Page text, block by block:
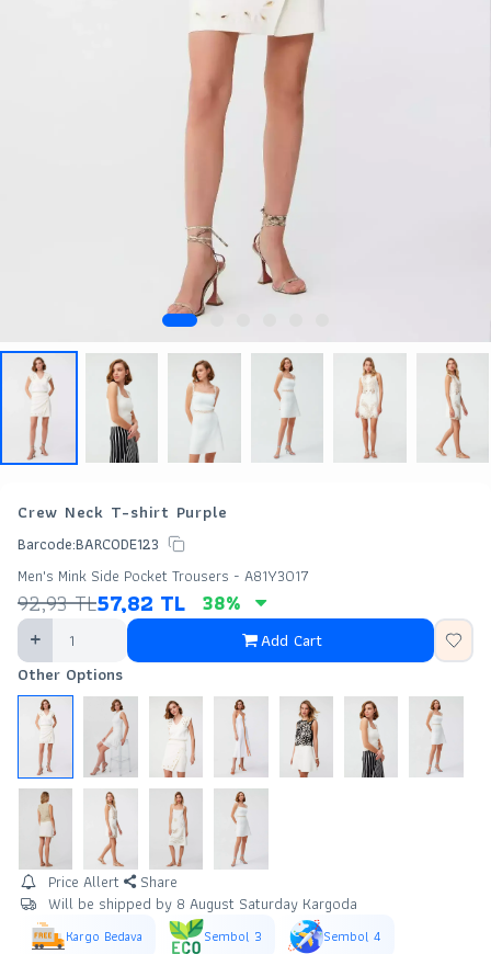
Crew Neck T-shirt Purple
Barcode:BARCODE123
Men's Mink Side Pocket Trousers - A81Y3017
92,93TL57,82 TL 38%
Add Cart
Other Options
Price Allert
Share
Will be shipped by 8 August Saturday Kargoda
Kargo Bedava Sembol 3 Sembol 4